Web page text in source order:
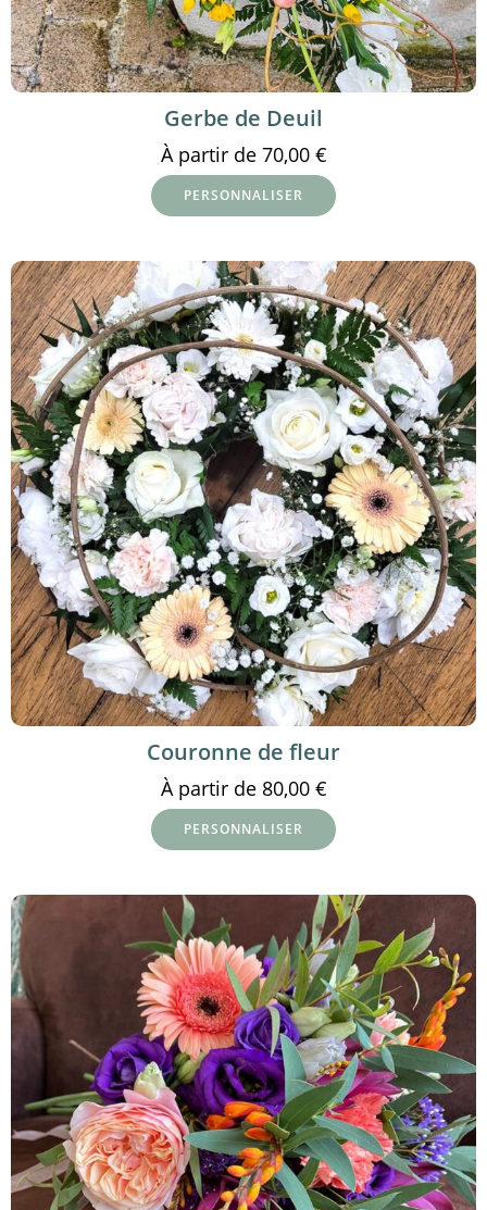
Gerbe de Deuil
À partir de 70,00 €
PERSONNALISER
Couronne de fleur
À partir de 80,00 €
PERSONNALISER